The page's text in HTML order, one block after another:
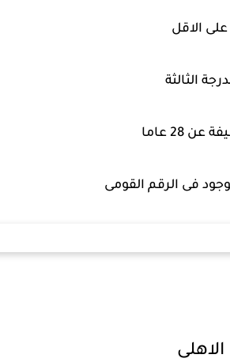
الاقل
الثالثة
عاما
فى الرقم القومى